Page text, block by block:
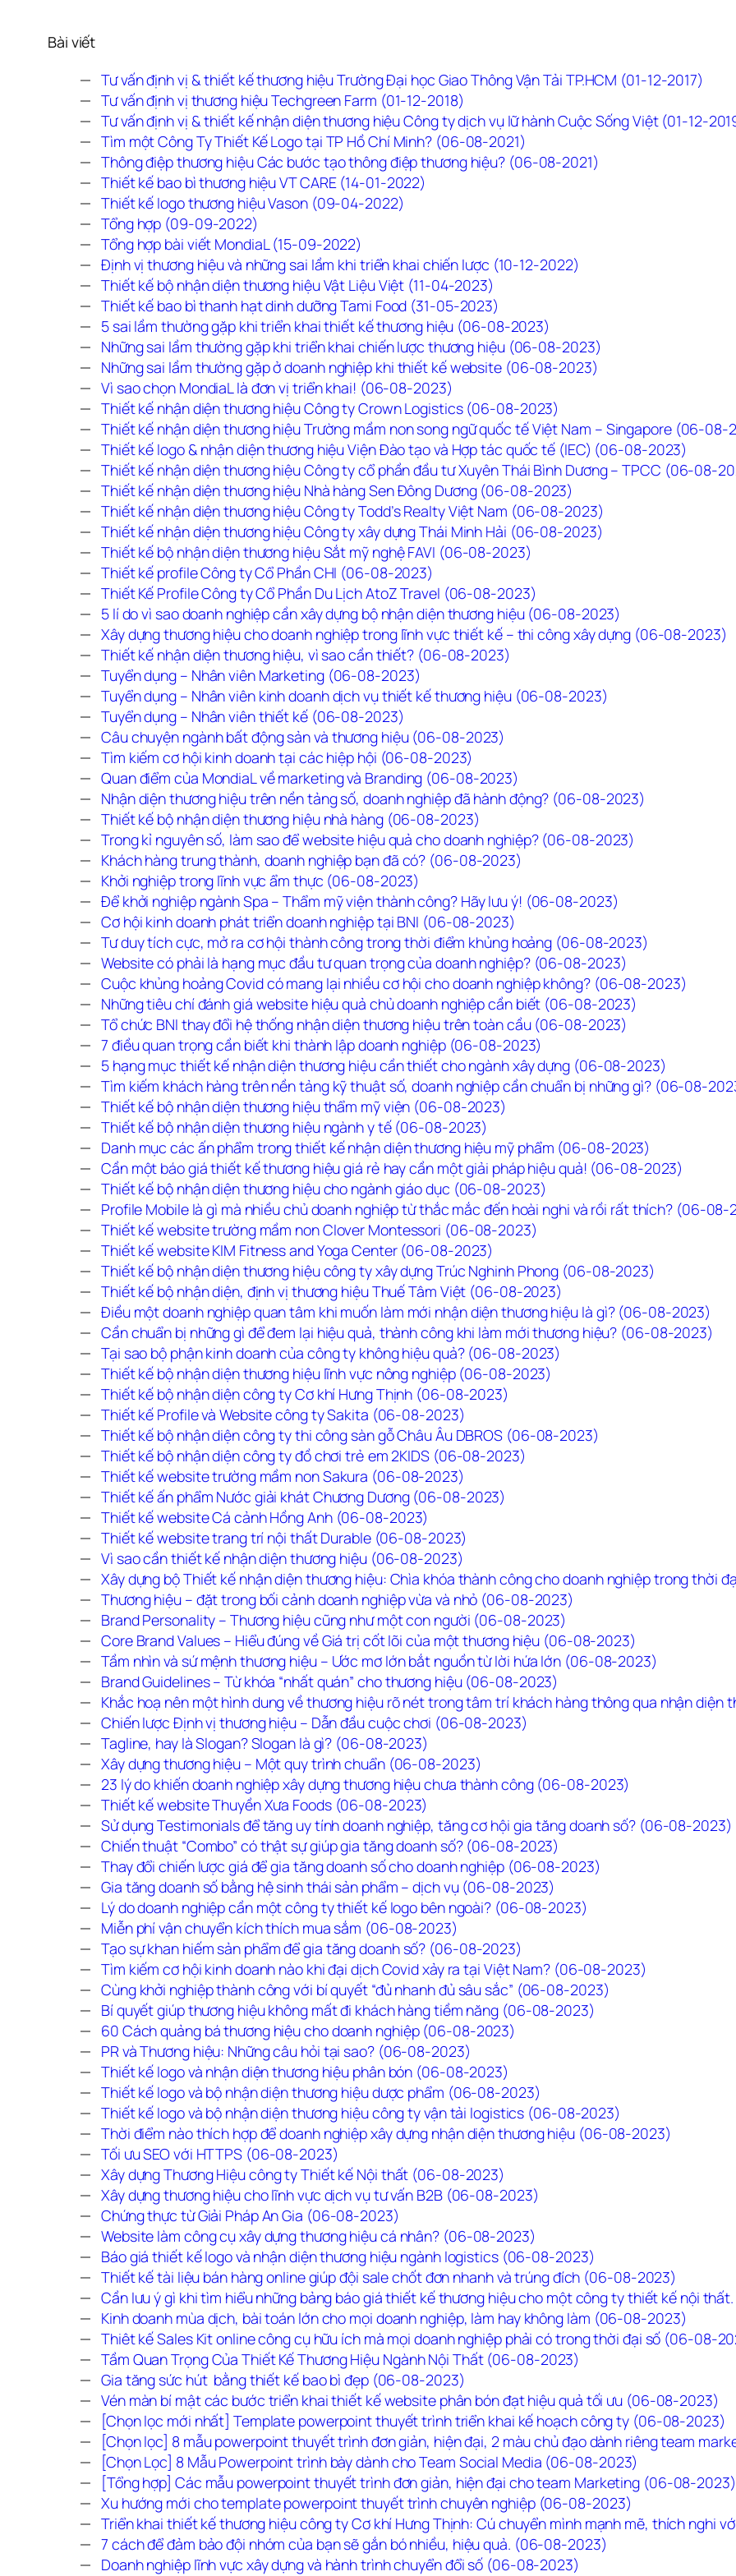
Bài viết
Tư vấn định vị & thiết kế thương hiệu Trường Đại học Giao Thông Vận Tải TP.HCM (01-12-2017)
Tư vấn định vị thương hiệu Techgreen Farm (01-12-2018)
Tư vấn định vị & thiết kế nhận diện thương hiệu Công ty dịch vụ lữ hành Cuộc Sống Việt (01-12-
Tìm một Công Ty Thiết Kế Logo tại TP Hồ Chí Minh? (06-08-2021)
Thông điệp thương hiệu Các bước tạo thông điệp thương hiệu? (06-08-2021)
Thiết kế bao bì thương hiệu VT CARE (14-01-2022)
Thiết kế logo thương hiệu Vason (09-04-2022)
Tổng hợp (09-09-2022)
Tổng hợp bài viết MondiaL (15-09-2022)
Định vị thương hiệu và những sai lầm khi triển khai chiến lược (10-12-2022)
Thiết kế bộ nhận diện thương hiệu Vật Liệu Việt (11-04-2023)
Thiết kế bao bì thanh hạt dinh dưỡng Tami Food (31-05-2023)
5 sai lầm thường gặp khi triển khai thiết kế thương hiệu (06-08-2023)
Những sai lầm thường gặp khi triển khai chiến lược thương hiệu (06-08-2023)
Những sai lầm thường gặp ở doanh nghiệp khi thiết kế website (06-08-2023)
Vì sao chọn MondiaL là đơn vị triển khai! (06-08-2023)
Thiết kế nhận diện thương hiệu Công ty Crown Logistics (06-08-2023)
Thiết kế nhận diện thương hiệu Trường mầm non song ngữ quốc tế Việt Nam – Singapore (06-08-
Thiết kế logo & nhận diện thương hiệu Viện Đào tạo và Hợp tác quốc tế (IEC) (06-08-2023)
Thiết kế nhận diện thương hiệu Công ty cổ phần đầu tư Xuyên Thái Bình Dương – TPCC (06-08-
Thiết kế nhận diện thương hiệu Nhà hàng Sen Đông Dương (06-08-2023)
Thiết kế nhận diện thương hiệu Công ty Todd’s Realty Việt Nam (06-08-2023)
Thiết kế nhận diện thương hiệu Công ty xây dựng Thái Minh Hải (06-08-2023)
Thiết kế bộ nhận diện thương hiệu Sắt mỹ nghệ FAVI (06-08-2023)
Thiết kế profile Công ty Cổ Phần CHI (06-08-2023)
Thiết Kế Profile Công ty Cổ Phần Du Lịch AtoZ Travel (06-08-2023)
5 lí do vì sao doanh nghiệp cần xây dựng bộ nhận diện thương hiệu (06-08-2023)
Xây dựng thương hiệu cho doanh nghiệp trong lĩnh vực thiết kế – thi công xây dựng (06-08-2023)
Thiết kế nhận diện thương hiệu, vì sao cần thiết? (06-08-2023)
Tuyển dụng – Nhân viên Marketing (06-08-2023)
Tuyển dụng – Nhân viên kinh doanh dịch vụ thiết kế thương hiệu (06-08-2023)
Tuyển dụng – Nhân viên thiết kế (06-08-2023)
Câu chuyện ngành bất động sản và thương hiệu (06-08-2023)
Tìm kiếm cơ hội kinh doanh tại các hiệp hội (06-08-2023)
Quan điểm của MondiaL về marketing và Branding (06-08-2023)
Nhận diện thương hiệu trên nền tảng số, doanh nghiệp đã hành động? (06-08-2023)
Thiết kế bộ nhận diện thương hiệu nhà hàng (06-08-2023)
Trong kỉ nguyên số, làm sao để website hiệu quả cho doanh nghiệp? (06-08-2023)
Khách hàng trung thành, doanh nghiệp bạn đã có? (06-08-2023)
Khởi nghiệp trong lĩnh vực ẩm thực (06-08-2023)
Để khởi nghiệp ngành Spa – Thẩm mỹ viện thành công? Hãy lưu ý! (06-08-2023)
Cơ hội kinh doanh phát triển doanh nghiệp tại BNI (06-08-2023)
Tư duy tích cực, mở ra cơ hội thành công trong thời điểm khủng hoảng (06-08-2023)
Website có phải là hạng mục đầu tư quan trọng của doanh nghiệp? (06-08-2023)
Cuộc khủng hoảng Covid có mang lại nhiều cơ hội cho doanh nghiệp không? (06-08-2023)
Những tiêu chí đánh giá website hiệu quả chủ doanh nghiệp cần biết (06-08-2023)
Tổ chức BNI thay đổi hệ thống nhận diện thương hiệu trên toàn cầu (06-08-2023)
7 điều quan trọng cần biết khi thành lập doanh nghiệp (06-08-2023)
5 hạng mục thiết kế nhận diện thương hiệu cần thiết cho ngành xây dựng (06-08-2023)
Tìm kiếm khách hàng trên nền tảng kỹ thuật số, doanh nghiệp cần chuẩn bị những gì? (06-08-
Thiết kế bộ nhận diện thương hiệu thẩm mỹ viện (06-08-2023)
Thiết kế bộ nhận diện thương hiệu ngành y tế (06-08-2023)
Danh mục các ấn phẩm trong thiết kế nhận diện thương hiệu mỹ phẩm (06-08-2023)
Cần một báo giá thiết kế thương hiệu giá rẻ hay cần một giải pháp hiệu quả! (06-08-2023)
Thiết kế bộ nhận diện thương hiệu cho ngành giáo dục (06-08-2023)
Profile Mobile là gì mà nhiều chủ doanh nghiệp từ thắc mắc đến hoài nghi và rồi rất thích? (06-08-
Thiết kế website trường mầm non Clover Montessori (06-08-2023)
Thiết kế website KIM Fitness and Yoga Center (06-08-2023)
Thiết kế bộ nhận diện thương hiệu công ty xây dựng Trúc Nghinh Phong (06-08-2023)
Thiết kế bộ nhận diện, định vị thương hiệu Thuế Tâm Việt (06-08-2023)
Điều một doanh nghiệp quan tâm khi muốn làm mới nhận diện thương hiệu là gì? (06-08-2023)
Cần chuẩn bị những gì để đem lại hiệu quả, thành công khi làm mới thương hiệu? (06-08-2023)
Tại sao bộ phận kinh doanh của công ty không hiệu quả? (06-08-2023)
Thiết kế bộ nhận diện thương hiệu lĩnh vực nông nghiệp (06-08-2023)
Thiết kế bộ nhận diện công ty Cơ khí Hưng Thịnh (06-08-2023)
Thiết kế Profile và Website công ty Sakita (06-08-2023)
Thiết kế bộ nhận diện công ty thi công sàn gỗ Châu Âu DBROS (06-08-2023)
Thiết kế bộ nhận diện công ty đồ chơi trẻ em 2KIDS (06-08-2023)
Thiết kế website trường mầm non Sakura (06-08-2023)
Thiết kế ấn phẩm Nước giải khát Chương Dương (06-08-2023)
Thiết kế website Cá cảnh Hồng Anh (06-08-2023)
Thiết kế website trang trí nội thất Durable (06-08-2023)
Vì sao cần thiết kế nhận diện thương hiệu (06-08-2023)
Xây dựng bộ Thiết kế nhận diện thương hiệu: Chìa khóa thành công cho doanh nghiệp trong thời
Thương hiệu – đặt trong bối cảnh doanh nghiệp vừa và nhỏ (06-08-2023)
Brand Personality – Thương hiệu cũng như một con người (06-08-2023)
Core Brand Values – Hiểu đúng về Giá trị cốt lõi của một thương hiệu (06-08-2023)
Tầm nhìn và sứ mệnh thương hiệu – Ước mơ lớn bắt nguồn từ lời hứa lớn (06-08-2023)
Brand Guidelines – Từ khóa “nhất quán” cho thương hiệu (06-08-2023)
Khắc hoạ nên một hình dung về thương hiệu rõ nét trong tâm trí khách hàng thông qua nhận
Chiến lược Định vị thương hiệu – Dẫn đầu cuộc chơi (06-08-2023)
Tagline, hay là Slogan? Slogan là gì? (06-08-2023)
Xây dựng thương hiệu – Một quy trình chuẩn (06-08-2023)
23 lý do khiến doanh nghiệp xây dựng thương hiệu chưa thành công (06-08-2023)
Thiết kế website Thuyền Xưa Foods (06-08-2023)
Sử dụng Testimonials để tăng uy tính doanh nghiệp, tăng cơ hội gia tăng doanh số? (06-08-2023)
Chiến thuật “Combo” có thật sự giúp gia tăng doanh số? (06-08-2023)
Thay đổi chiến lược giá để gia tăng doanh số cho doanh nghiệp (06-08-2023)
Gia tăng doanh số bằng hệ sinh thái sản phẩm – dịch vụ (06-08-2023)
Lý do doanh nghiệp cần một công ty thiết kế logo bên ngoài? (06-08-2023)
Miễn phí vận chuyển kích thích mua sắm (06-08-2023)
Tạo sự khan hiếm sản phẩm để gia tăng doanh số? (06-08-2023)
Tìm kiếm cơ hội kinh doanh nào khi đại dịch Covid xảy ra tại Việt Nam? (06-08-2023)
Cùng khởi nghiệp thành công với bí quyết “đủ nhanh đủ sâu sắc” (06-08-2023)
Bí quyết giúp thương hiệu không mất đi khách hàng tiềm năng (06-08-2023)
60 Cách quảng bá thương hiệu cho doanh nghiệp (06-08-2023)
PR và Thương hiệu: Những câu hỏi tại sao? (06-08-2023)
Thiết kế logo và nhận diện thương hiệu phân bón (06-08-2023)
Thiết kế logo và bộ nhận diện thương hiệu dược phẩm (06-08-2023)
Thiết kế logo và bộ nhận diện thương hiệu công ty vận tải logistics (06-08-2023)
Thời điểm nào thích hợp để doanh nghiệp xây dựng nhận diện thương hiệu (06-08-2023)
Tối ưu SEO với HTTPS (06-08-2023)
Xây dựng Thương Hiệu công ty Thiết kế Nội thất (06-08-2023)
Xây dựng thương hiệu cho lĩnh vực dịch vụ tư vấn B2B (06-08-2023)
Chứng thực từ Giải Pháp An Gia (06-08-2023)
Website làm công cụ xây dựng thương hiệu cá nhân? (06-08-2023)
Báo giá thiết kế logo và nhận diện thương hiệu ngành logistics (06-08-2023)
Thiết kế tài liệu bán hàng online giúp đội sale chốt đơn nhanh và trúng đích (06-08-2023)
Cần lưu ý gì khi tìm hiểu những bảng báo giá thiết kế thương hiệu cho một công ty thiết kế nội
Kinh doanh mùa dịch, bài toán lớn cho mọi doanh nghiệp, làm hay không làm (06-08-2023)
Thiêt kế Sales Kit online công cụ hữu ích mà mọi doanh nghiệp phải có trong thời đại số (06-08-
Tầm Quan Trọng Của Thiết Kế Thương Hiệu Ngành Nội Thất (06-08-2023)
Gia tăng sức hút  bằng thiết kế bao bì đẹp (06-08-2023)
Vén màn bí mật các bước triển khai thiết kế website phân bón đạt hiệu quả tối ưu (06-08-2023)
[Chọn lọc mới nhất] Template powerpoint thuyết trình triển khai kế hoạch công ty (06-08-2023)
[Chọn lọc] 8 mẫu powerpoint thuyết trình đơn giản, hiện đại, 2 màu chủ đạo dành riêng team
[Chọn Lọc] 8 Mẫu Powerpoint trình bày dành cho Team Social Media (06-08-2023)
[Tổng hợp] Các mẫu powerpoint thuyết trình đơn giản, hiện đại cho team Marketing (06-08-2023)
Xu hướng mới cho template powerpoint thuyết trình chuyên nghiệp (06-08-2023)
Triển khai thiết kế thương hiệu công ty Cơ khí Hưng Thịnh: Cú chuyển mình mạnh mẽ, thích nghi
7 cách để đảm bảo đội nhóm của bạn sẽ gắn bó nhiều, hiệu quả. (06-08-2023)
Doanh nghiệp lĩnh vực xây dựng và hành trình chuyển đổi số (06-08-2023)